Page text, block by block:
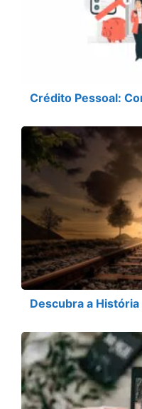
Crédito Pessoal:
Descubra a